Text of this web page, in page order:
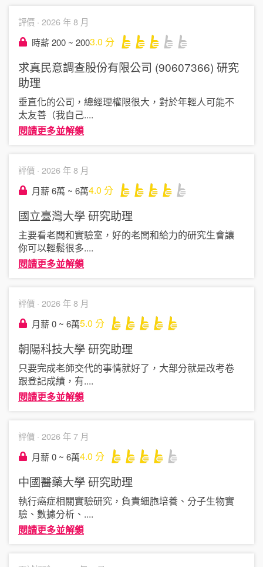
評價 · 2026 年 8 月
時薪 200 ~ 2003.0 分
求真民意調查股份有限公司 (90607366) 研究
助理
垂直化的公司，總經理權限很大，對於年輕人可能不
太友善（我自己....
閱讀更多並解鎖
評價 · 2026 年 8 月
月薪 6萬 ~ 6萬4.0 分
國立臺灣大學研究助理
主要看老闆和實驗室，好的老闆和給力的研究生會讓
你可以輕鬆很多....
閱讀更多並解鎖
評價 · 2026 年 8 月
月薪 0 ~ 6萬5.0 分
朝陽科技大學研究助理
只要完成老師交代的事情就好了，大部分就是改考卷
跟登記成績，有....
閱讀更多並解鎖
評價 · 2026 年 7 月
月薪 0 ~ 6萬4.0 分
中國醫藥大學研究助理
執行癌症相關實驗研究，負責細胞培養、分子生物實
驗、數據分析、 ....
閱讀更多並解鎖